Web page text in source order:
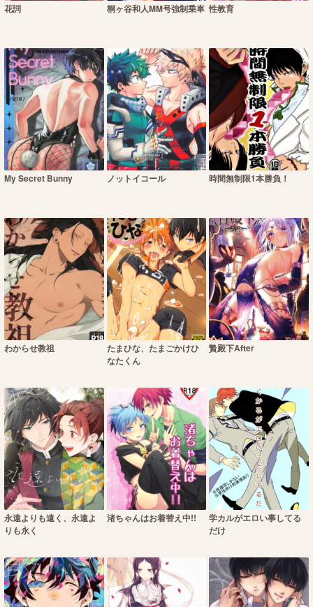
花詞 桐ヶ谷和人MM号強制乗車 性教育
My Secret Bunny ノットイコール 時間無制限1本勝負！
わからせ教祖
たまひな、たまごかけひ
なたくん
贄殿下After
永遠よりも遠く、永遠よ
りも永く
渚ちゃんはお着替え中!!
学カルがエロい事してる
だけ